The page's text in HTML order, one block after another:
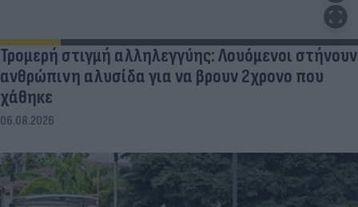
Τρομερή στιγμή αλληλεγγύης: Λουόμενοι στήνουν
ανθρώπινη αλυσίδα για να βρουν 2χρονο που
χάθηκε
06.08.2026